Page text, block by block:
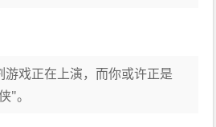
戏正在上演，而你或许正是
"。